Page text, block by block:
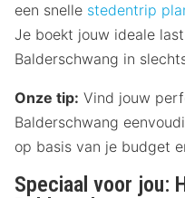
een snelle stedentrip
Je boekt jouw ideale
Balderschwang in
Onze tip: Vind jouw
Balderschwang
op basis van je budget
Speciaal voor jou: